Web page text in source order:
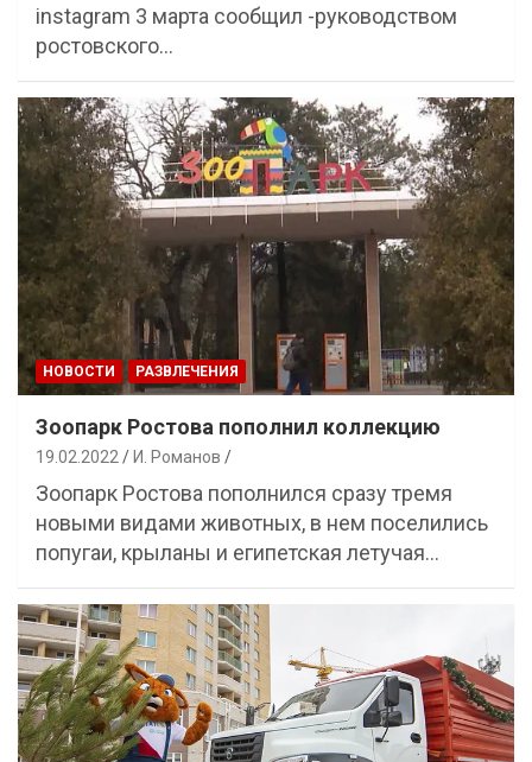
instagram 3 марта сообщил -руководством
ростовского…
НОВОСТИ РАЗВЛЕЧЕНИЯ
Зоопарк Ростова пополнил коллекцию
19.02.2022 И. Романов
Зоопарк Ростова пополнился сразу тремя
новыми видами животных, в нем поселились
попугаи, крыланы и египетская летучая…